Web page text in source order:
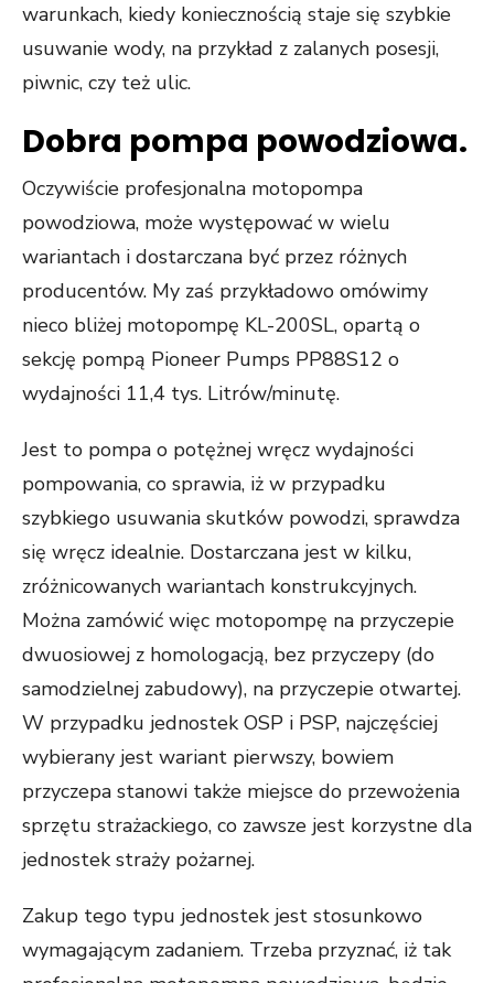
warunkach, kiedy koniecznością staje się szybkie
usuwanie wody, na przykład z zalanych posesji,
piwnic, czy też ulic.
Dobra pompa powodziowa.
Oczywiście profesjonalna motopompa
powodziowa, może występować w wielu
wariantach i dostarczana być przez różnych
producentów. My zaś przykładowo omówimy
nieco bliżej motopompę KL-200SL, opartą o
sekcję pompą Pioneer Pumps PP88S12 o
wydajności 11,4 tys. Litrów/minutę.
Jest to pompa o potężnej wręcz wydajności
pompowania, co sprawia, iż w przypadku
szybkiego usuwania skutków powodzi, sprawdza
się wręcz idealnie. Dostarczana jest w kilku,
zróżnicowanych wariantach konstrukcyjnych.
Można zamówić więc motopompę na przyczepie
dwuosiowej z homologacją, bez przyczepy (do
samodzielnej zabudowy), na przyczepie otwartej.
W przypadku jednostek OSP i PSP, najczęściej
wybierany jest wariant pierwszy, bowiem
przyczepa stanowi także miejsce do przewożenia
sprzętu strażackiego, co zawsze jest korzystne dla
jednostek straży pożarnej.
Zakup tego typu jednostek jest stosunkowo
wymagającym zadaniem. Trzeba przyznać, iż tak